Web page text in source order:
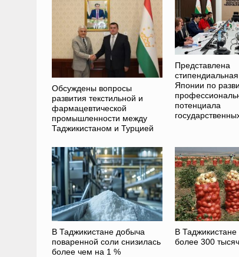
Обсуждены вопросы
развития текстильной и
фармацевтической
промышленности между
Таджикистаном и Турцией
Представлена
Японии по
потенциала
В Таджикистане добыча
поваренной соли снизилась
более чем на 1 %
В
более 300